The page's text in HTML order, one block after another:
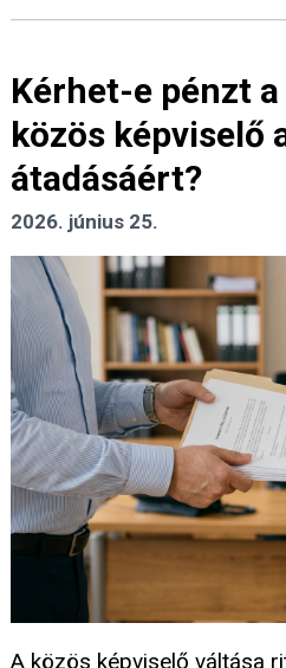
Kérhet-e pénzt
közös képviselő
átadásáért?
2026. június 25.
A közös képviselő váltása